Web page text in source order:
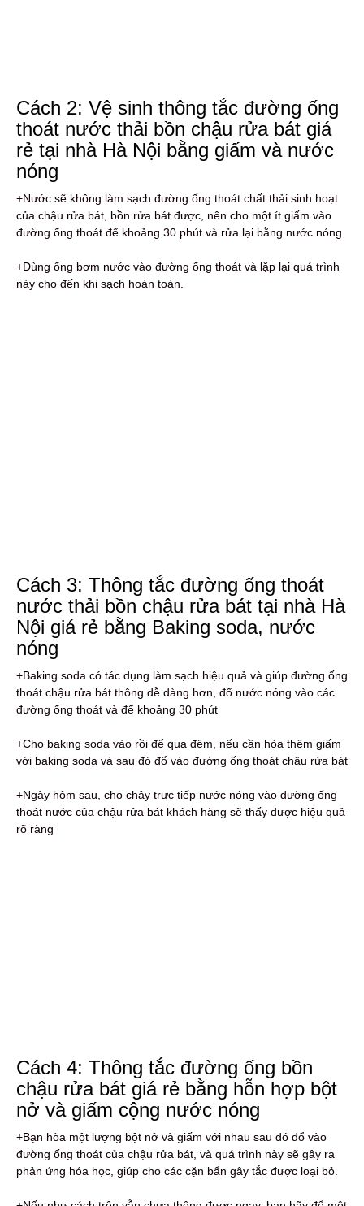
Cách 2: Vệ sinh thông tắc đường ống
thoát nước thải bồn chậu rửa bát giá
rẻ tại nhà Hà Nội bằng giấm và nước
nóng
+Nước sẽ không làm sạch đường ống thoát chất thải sinh hoạt
của chậu rửa bát, bồn rửa bát được, nên cho một ít giấm vào
đường ống thoát để khoảng 30 phút và rửa lại bằng nước nóng
+Dùng ống bơm nước vào đường ống thoát và lặp lại quá trình
này cho đến khi sạch hoàn toàn.
Cách 3: Thông tắc đường ống thoát
nước thải bồn chậu rửa bát tại nhà Hà
Nội giá rẻ bằng Baking soda, nước
nóng
+Baking soda có tác dụng làm sạch hiệu quả và giúp đường ống
thoát chậu rửa bát thông dễ dàng hơn, đổ nước nóng vào các
đường ống thoát và để khoảng 30 phút
+Cho baking soda vào rồi để qua đêm, nếu cần hòa thêm giấm
với baking soda và sau đó đổ vào đường ống thoát chậu rửa bát
+Ngày hôm sau, cho chảy trực tiếp nước nóng vào đường ống
thoát nước của chậu rửa bát khách hàng sẽ thấy được hiệu quả
rõ ràng
Cách 4: Thông tắc đường ống bồn
chậu rửa bát giá rẻ bằng hỗn hợp bột
nở và giấm cộng nước nóng
+Bạn hòa một lượng bột nở và giấm với nhau sau đó đổ vào
đường ống thoát của chậu rửa bát, và quá trình này sẽ gây ra
phản ứng hóa học, giúp cho các cặn bẩn gây tắc được loại bỏ.
+Nếu như cách trên vẫn chưa thông được ngay, bạn hãy đổ một